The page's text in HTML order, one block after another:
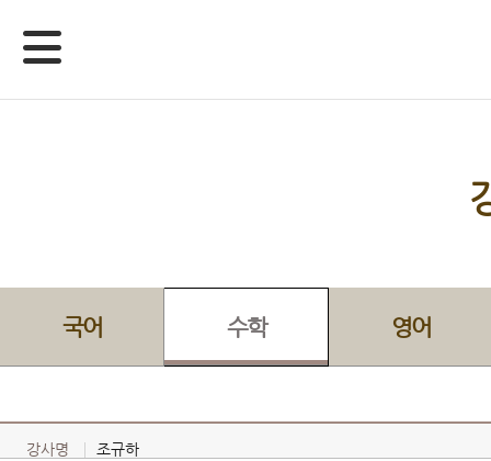
국어 수학 영어
강사명 조규하